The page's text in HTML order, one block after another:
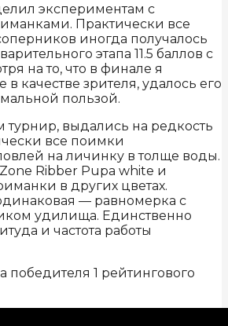
экспериментам с
Практически все
иногда получалось
этапа 11.5 баллов с
на то, что в финале я
качестве зрителя, удалось его
пользой.
турнир, выдались на редкость
все поимки
на личинку в толще воды.
Ribber Pupa white и
в других цветах.
— равномерка с
удилища. Единственно
и частота работы
победителя 1 рейтингового